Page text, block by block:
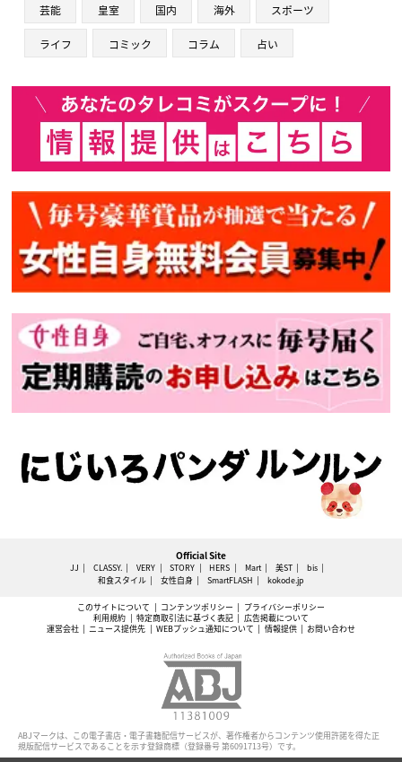
芸能 皇室 国内 海外 スポーツ
ライフ コミック コラム 占い
Official Site
JJ CLASSY. VERY STORY HERS Mart 美ST
bis
和食スタイル
女性自身 SmartFLASH kokode.jp
このサイトについて コンテンツポリシー
プライバシーポリシー
利用規約
特定商取引法に基づく表記
広告掲載について
運営会社
ニュース提供先 WEBプッシュ通知について 情報提供 お問い合わせ
ABJマークは、この電子書店・電子書籍配信サービスが、著作権者からコンテンツ使用許諾を得た正
規版配信サービスであることを示す登録商標（登録番号 第6091713号）です。